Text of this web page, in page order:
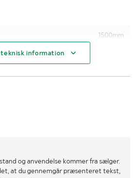
1500mm
teknisk information
og anvendelse kommer fra sælger.
at du gennemgår præsenteret tekst,